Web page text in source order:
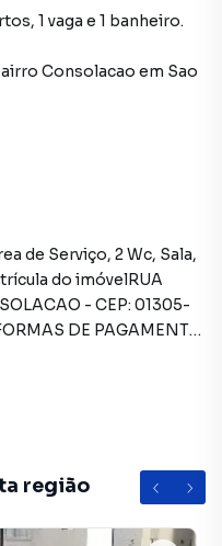
1 vaga e 1 banheiro.
Consolacao em Sao
de Serviço, 2 Wc, Sala,
do imóvelRUA
- CEP: 01305-
DE PAGAMENTO
antes de efetuar a
o pagamento
de 10% do valor de
do comprador,
região